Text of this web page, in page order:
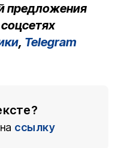
предложения
, Telegram
ссылку